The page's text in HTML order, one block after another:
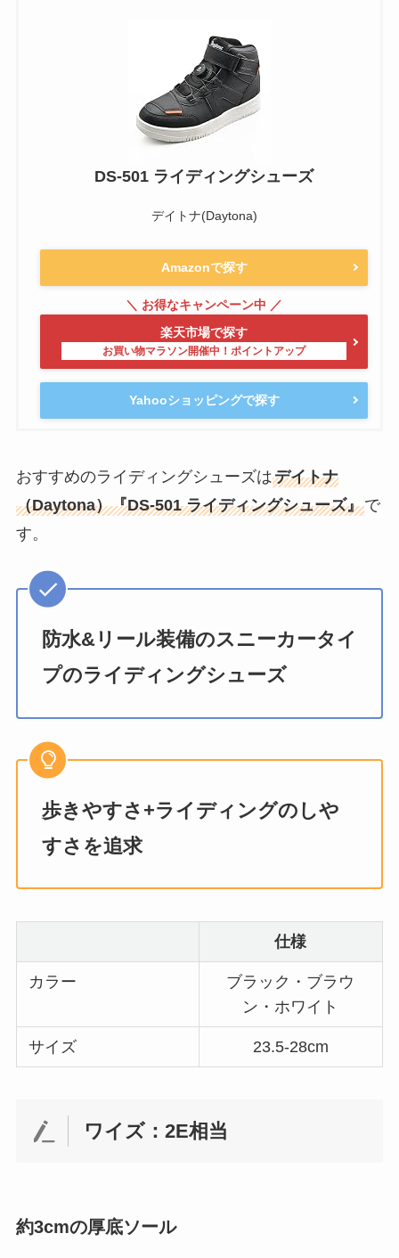
DS-501 ライディングシューズ
デイトナ(Daytona)
Amazonで探す
楽天市場で探す
Yahooショッピングで探す
おすすめのライディングシューズはデイトナ
（Daytona）『DS-501 ライディングシューズ』で
す。
防水&リール装備のスニーカータイ
プのライディングシューズ
歩きやすさ+ライディングのしや
すさを追求
仕様
カラー
ブラック・ブラウ
ン・ホワイト
サイズ 23.5-28cm
ワイズ：2E相当
約3cmの厚底ソール